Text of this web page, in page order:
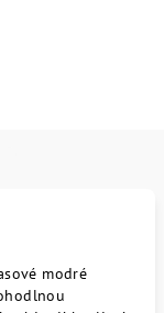
modré